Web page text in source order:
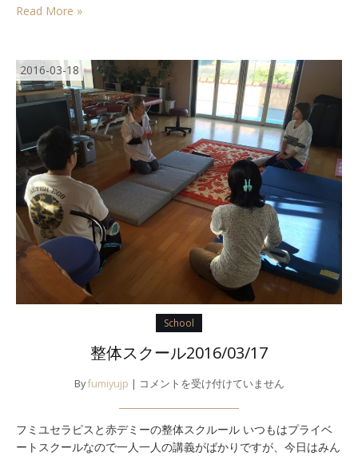
Read More »
2016-03-18
School
整体スクール2016/03/17
Byfumiyujp | 整
ク
ー
コメントを受け付けていません
フミユセラピスと赤デミーの整体スクルール いつもはプライベ
ートスクールなので一人一人の講義がばかりですが、今日はみん